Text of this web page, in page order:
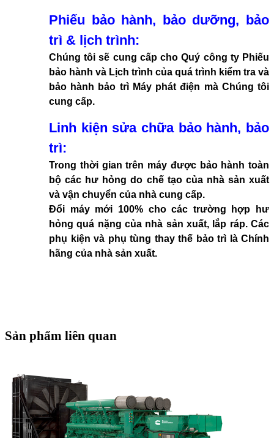
Phiếu bảo hành, bảo dưỡng, bảo
trì & lịch trình:
Chúng tôi sẽ cung cấp cho Quý công ty Phiếu
bảo hành và Lịch trình của quá trình kiểm tra và
bảo hành bảo trì Máy phát điện mà Chúng tôi
cung cấp.
Linh kiện sửa chữa bảo hành, bảo
trì:
Trong thời gian trên máy được bảo hành toàn
bộ các hư hỏng do chế tạo của nhà sản xuất
và vận chuyển của nhà cung cấp.
Đổi máy mới 100% cho các trường hợp hư
hỏng quá nặng của nhà sản xuất, lắp ráp. Các
phụ kiện và phụ tùng thay thế bảo trì là Chính
hãng của nhà sản xuất.
Sản phẩm liên quan